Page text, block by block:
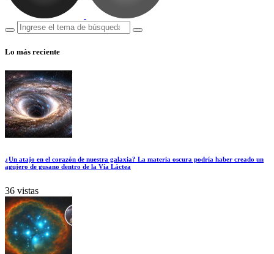
Lo más reciente
¿Un atajo en el corazón de nuestra galaxia? La materia oscura podría haber creado un
agujero de gusano dentro de la Vía Láctea
36 vistas